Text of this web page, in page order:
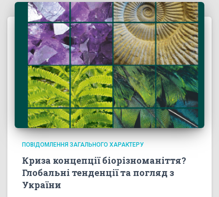
ПОВІДОМЛЕННЯ ЗАГАЛЬНОГО ХАРАКТЕРУ
Криза концепції біорізноманіття?
Глобальні тенденції та погляд з
України